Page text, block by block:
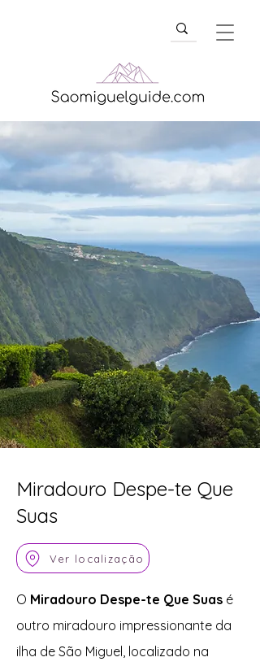
Miradouro Despe-te Que
Suas
Ver localização
O Miradouro Despe-te Que Suas é
outro miradouro impressionante da
ilha de São Miguel, localizado na